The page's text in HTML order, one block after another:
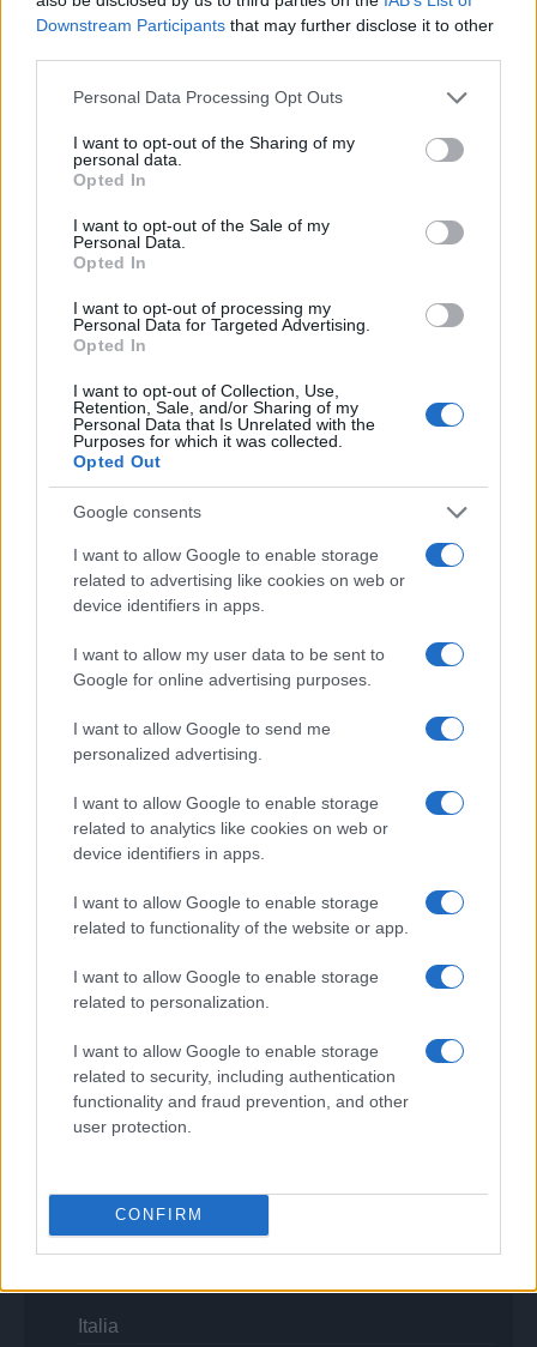
Downstream Participants that may further disclose it to other
Please note that this website/app uses one or more Google
not limited to your visit or usage behaviour. You may click to
grant or deny consent to Google and its third-party tags to
use your data for below specified purposes in below Google
consent section.
Personal Data Processing Opt Outs
I want to opt-out of the Sharing of my
personal data.
Opted In
I want to opt-out of the Sale of my
Personal Data.
Opted In
I want to opt-out of processing my
Personal Data for Targeted Advertising.
Opted In
I want to opt-out of Collection, Use,
Retention, Sale, and/or Sharing of my
Personal Data that Is Unrelated with the
Purposes for which it was collected.
Opted Out
Google consents
I want to allow Google to enable storage
related to advertising like cookies on web or
device identifiers in apps.
I want to allow my user data to be sent to
Google for online advertising purposes.
I want to allow Google to send me
personalized advertising.
I want to allow Google to enable storage
related to analytics like cookies on web or
device identifiers in apps.
I want to allow Google to enable storage
related to functionality of the website or app.
I want to allow Google to enable storage
related to personalization.
I want to allow Google to enable storage
related to security, including authentication
functionality and fraud prevention, and other
user protection.
CONFIRM
regreso a las aulas en cada
comunidad
25 agosto, 2020
Consejo de Ministros
Cataluña: La Generalitat prohíbe las
reuniones de más de 10 personas
Madrid: queda anulada la
prohibición de fumar en los
espacios públicos
21 agosto, 2020
« Primero
Quienes somos
Últimas Noticias
Señala una noticia
Actualidad.es es la gran fuente de información social. Actualidad,
Para señalar a la redacción de cualquier error en el uso del material
la retirada del material que atenta contra los derechos de terceros.
Copyright © 2024 | Actualidad.es - Publicado en España por
Procesamiento de datos
Todos los contenidos se han realizado de forma híbrida por una
tecnología con Inteligencia Artificial y por creadores independientes
Italia